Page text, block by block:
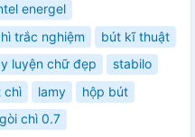
energel
trắc nghiệm
bút kĩ thuật
luyện chữ đẹp
stabilo
chì lamy
hộp bút
chì 0.7